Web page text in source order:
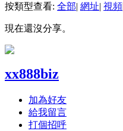
按類型查看: 全部| 網址| 視頻
現在還沒分享。
xx888biz
加為好友
給我留言
打個招呼